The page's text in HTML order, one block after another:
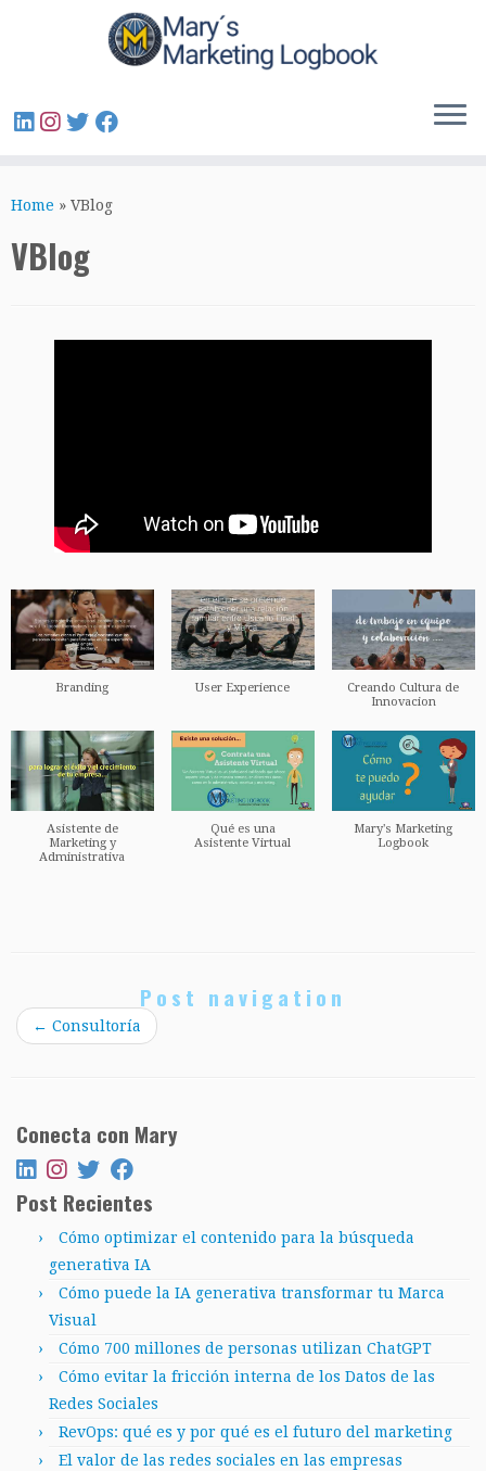
Home » VBlog
VBlog
Branding User Experience
Creando Cultura de
Innovacion
Asistente de
Marketing y
Administrativa
Qué es una
Asistente Virtual
Mary's Marketing
Logbook
Post navigation
← Consultoría
Conecta con Mary
Post Recientes
Cómo optimizar el contenido para la búsqueda
generativa IA
Cómo puede la IA generativa transformar tu Marca
Visual
Cómo 700 millones de personas utilizan ChatGPT
Cómo evitar la fricción interna de los Datos de las
Redes Sociales
RevOps: qué es y por qué es el futuro del marketing
El valor de las redes sociales en las empresas